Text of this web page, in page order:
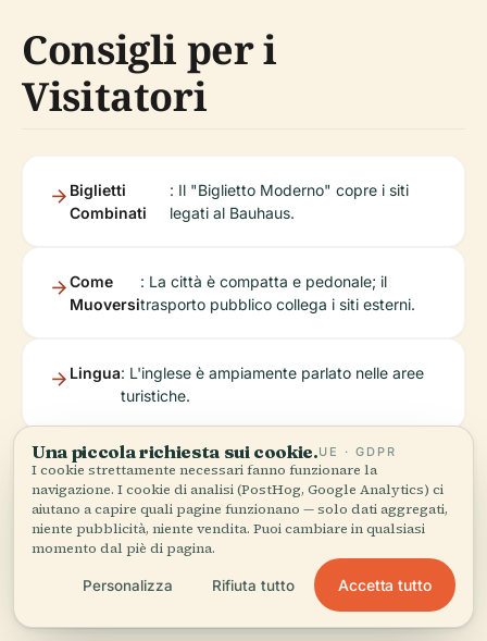
Consigli per i
Visitatori
Biglietti
Combinati
: Il "Biglietto Moderno" copre i siti
legati al Bauhaus.
Come
Muoversi
: La città è compatta e pedonale; il
trasporto pubblico collega i siti esterni.
Lingua: L'inglese è ampiamente parlato nelle aree
turistiche.
Fotografia: I luoghi migliori includono il Palazzo del
Belvedere e il Parco an der Ilm.
Una piccola richiesta sui cookie.UE · GDPR
I cookie strettamente necessari fanno funzionare la
navigazione. I cookie di analisi (PostHog, Google Analytics) ci
aiutano a capire quali pagine funzionano — solo dati aggregati,
niente pubblicità, niente vendita. Puoi cambiare in qualsiasi
momento dal piè di pagina.
Personalizza Rifiuta tutto Accetta tutto